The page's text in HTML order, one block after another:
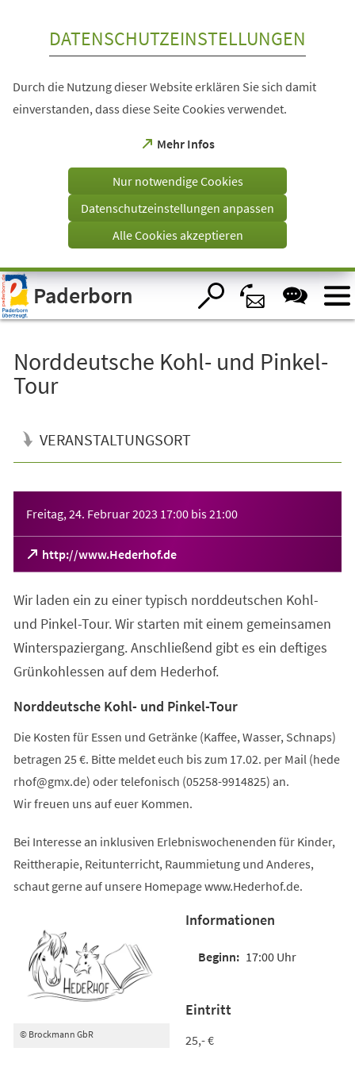
Visuelle
Assistenzsoftware
öffnen.
DATENSCHUTZEINSTELLUNGEN
Durch die Nutzung dieser Website erklären Sie sich damit
einverstanden, dass diese Seite Cookies verwendet.
Mehr Infos
(Öffnet
einem
Tab)
Nur notwendige Cookies
Datenschutzeinstellungen anpassen
Alle Cookies akzeptieren
Paderborn
Norddeutsche Kohl- und Pinkel-
Tour
VERANSTALTUNGSORT
Freitag, 24. Februar 2023 17:00 bis21:00
http://www.Hederhof.de
(Öffnet
in
neuen
Tab)
Wir laden ein zu einer typisch norddeutschen Kohl-
und Pinkel-Tour. Wir starten mit einem gemeinsamen
Winterspaziergang. Anschließend gibt es ein deftiges
Grünkohlessen auf dem Hederhof.
Norddeutsche Kohl- und Pinkel-Tour
Die Kosten für Essen und Getränke (Kaffee, Wasser, Schnaps)
betragen 25 €. Bitte meldet euch bis zum 17.02. per Mail (hede
rhof
gmx de) oder telefonisch (05258-9914825) an.
Wir freuen uns auf euer Kommen.
Bei Interesse an inklusiven Erlebniswochenenden für Kinder,
Reittherapie, Reitunterricht, Raummietung und Anderes,
schaut gerne auf unsere Homepage www.Hederhof.de.
© Brockmann GbR
Informationen
17:00 Uhr
Eintritt
25,- €